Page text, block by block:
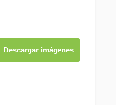
Descargar imágenes